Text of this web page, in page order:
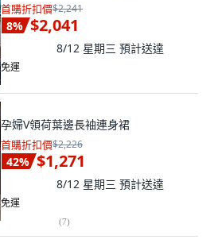
首購折扣價$2,241
8% $2,041
8/12 星期三 預計送達
免運
孕婦V領荷葉邊長袖連身裙
首購折扣價$2,226
42% $1,271
8/12 星期三 預計送達
免運
(7)